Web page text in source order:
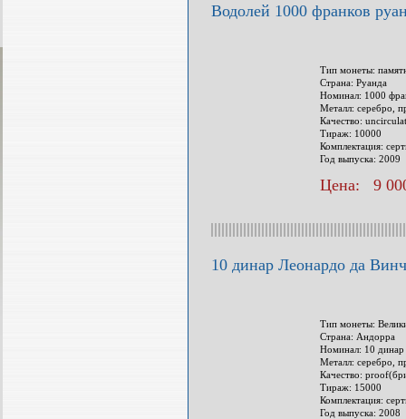
Водолей 1000 франков
Тип монеты:
Страна: Руанда
Номинал: 1000
Металл: серебро,
Качество:
Тираж: 10000
Комплектация:
Год выпуска: 2009
Цена: 9
10 динар Леонардо да
Тип монеты:
Страна: Андорра
Номинал: 10 динар
Металл: серебро,
Качество:
Тираж: 15000
Комплектация:
Год выпуска: 2008